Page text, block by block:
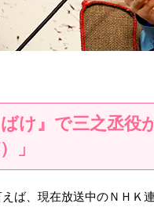
ばけ』で三之丞
」
ば、現在放送中のＮＨＫ